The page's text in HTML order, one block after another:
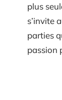
plus
s’invite
parties
passion